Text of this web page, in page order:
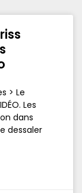
> Le
Les
dans
dessaler